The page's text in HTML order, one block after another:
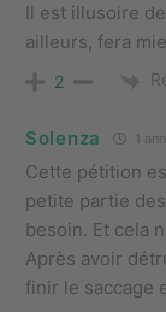
Il est illusoire
ailleurs, fera
2
Solenza 1
Cette pétition
petite partie
besoin. Et cela
Après avoir
finir le saccage